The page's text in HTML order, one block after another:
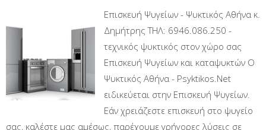
Επισκευή Ψυγείων - Ψυκτικός Αθήνα κ.
Δημήτρης ΤΗΛ: 6946.086.250 -
τεχνικός ψυκτικός στον χώρο σας
Επισκευή Ψυγείων και καταψυκτών Ο
Ψυκτικός Αθήνα - Psyktikos.Net
ειδικεύεται στην Επισκευή Ψυγείων.
Εάν χρειάζεστε επισκευή στο ψυγείο
σας, καλέστε μας αμέσως, παρέχουμε γρήγορες λύσεις σε